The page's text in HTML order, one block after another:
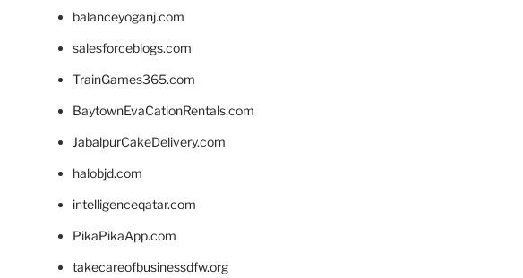
balanceyoganj.com
salesforceblogs.com
TrainGames365.com
BaytownEvaCationRentals.com
JabalpurCakeDelivery.com
halobjd.com
intelligenceqatar.com
PikaPikaApp.com
takecareofbusinessdfw.org